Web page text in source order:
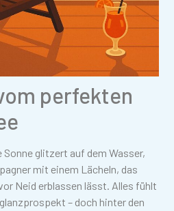
perfekten
glitzert auf dem Wasser,
mit einem Lächeln, das
Neid erblassen lässt. Alles fühlt
– doch hinter den